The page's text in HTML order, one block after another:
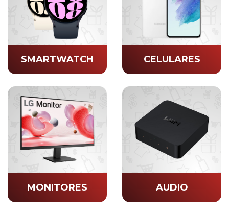
SMARTWATCH CELULARES
MONITORES AUDIO